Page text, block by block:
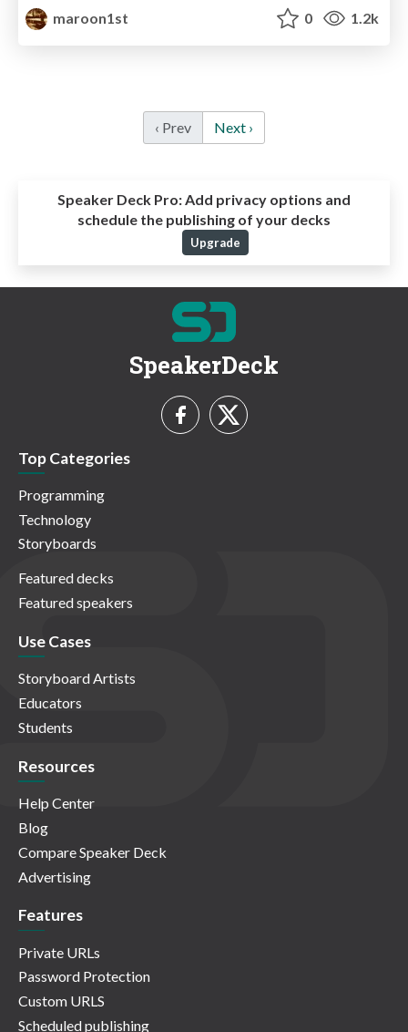
maroon1st
0 1.2k
‹ Prev Next ›
Speaker Deck Pro:Add privacy options and
schedule the publishing of your decks
Upgrade
SpeakerDeck
Top Categories
Programming
Technology
Storyboards
Featured decks
Featured speakers
Use Cases
Storyboard Artists
Educators
Students
Resources
Help Center
Blog
Compare Speaker Deck
Advertising
Features
Private URLs
Password Protection
Custom URLS
Scheduled publishing